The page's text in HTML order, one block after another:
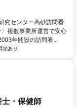
究センター高砂訪問看
複数事業所運営で安心
年開設の訪問看...
給あり
士・保健師